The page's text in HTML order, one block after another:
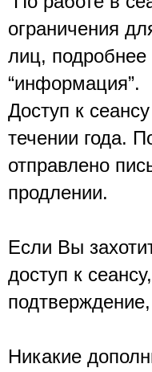
ограничения
лиц, подробнее
“информация”.
Доступ к
течении года.
отправлено
продлении.
Если Вы
доступ к
Никакие